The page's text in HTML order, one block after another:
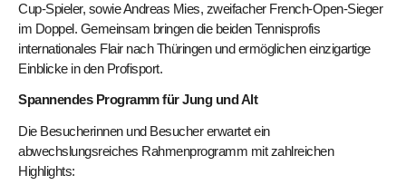
Cup-Spieler, sowie Andreas Mies, zweifacher French-Open-Sieger
im Doppel. Gemeinsam bringen die beiden Tennisprofis
internationales Flair nach Thüringen und ermöglichen einzigartige
Einblicke in den Profisport.
Spannendes Programm für Jung und Alt
Die Besucherinnen und Besucher erwartet ein
abwechslungsreiches Rahmenprogramm mit zahlreichen
Highlights: